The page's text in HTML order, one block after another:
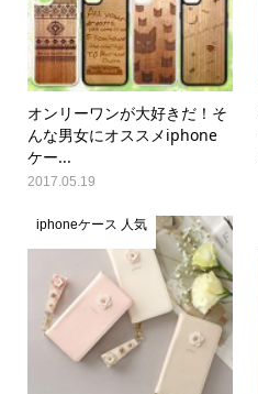
オンリーワンが大好きだ！そ
んな男女にオススメiphone
ケー...
2017.05.19
iphoneケース 人気